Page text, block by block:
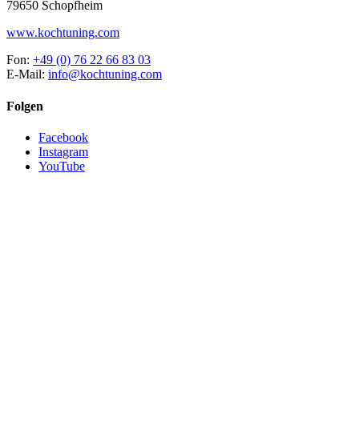
79650 Schopfheim
www.kochtuning.com
Fon: +49 (0) 76 22 66 83 03
E-Mail: info@kochtuning.com
Folgen
Facebook
Instagram
YouTube